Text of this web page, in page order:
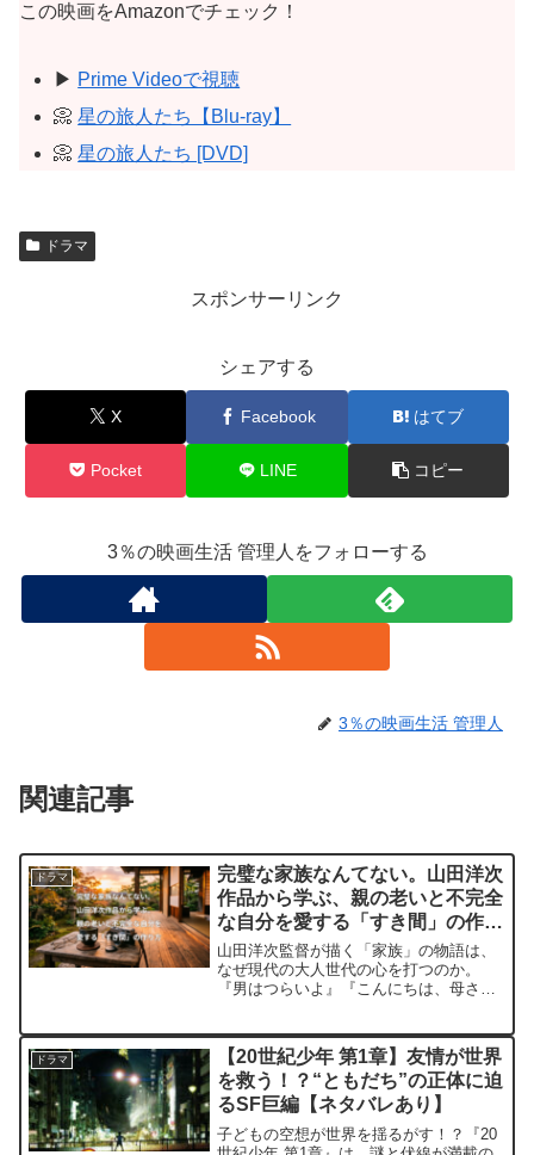
この映画をAmazonでチェック！
▶ Prime Videoで視聴
📀星の旅人たち【Blu-ray】
📀星の旅人たち [DVD]
ドラマ
スポンサーリンク
シェアする
X Facebook はてブ
Pocket LINE コピー
3％の映画生活 管理人をフォローする
3％の映画生活 管理人
関連記事
ドラマ
完璧な家族なんてない。山田洋次
作品から学ぶ、親の老いと不完全
な自分を愛する「すき間」の作り
方
山田洋次監督が描く「家族」の物語は、
なぜ現代の大人世代の心を打つのか。
『男はつらいよ』『こんにちは、母さ
やす「すき間」の作り方を考察します。
ドラマ
【20世紀少年 第1章】友情が世界
を救う！？“ともだち”の正体に迫
るSF巨編【ネタバレあり】
子どもの空想が世界を揺るがす！？『20